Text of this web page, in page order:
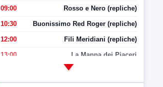
09:00 Rosso e Nero (repliche)
10:30 Buonissimo Red Roger (repliche)
12:00 Fili Meridiani (repliche)
13:00 La Mappa dei Piaceri